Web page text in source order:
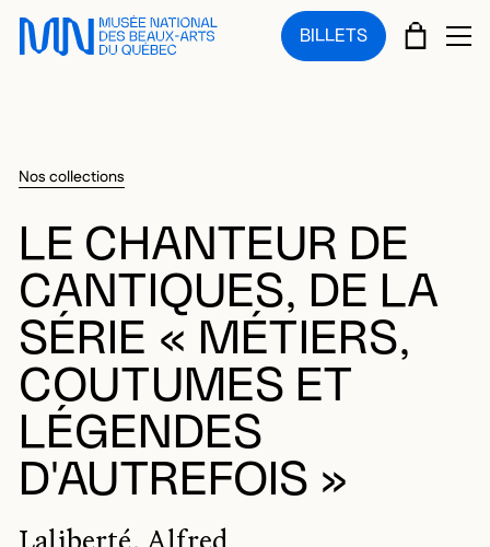
Sauter au menu principal
Sauter au contenu principal
Sauter au pied de page
BILLETS PANIER
Nos collections
LE CHANTEUR DE
CANTIQUES, DE LA
SÉRIE « MÉTIERS,
COUTUMES ET
LÉGENDES
D'AUTREFOIS »